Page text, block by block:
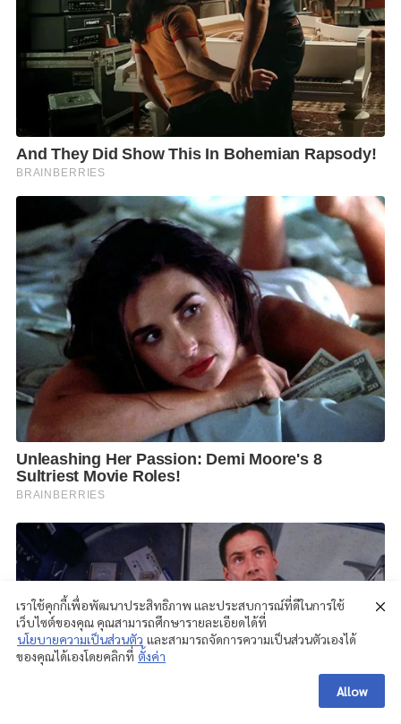
เราใช้คุกกี้เพื่อพัฒนาประสิทธิภาพ และประสบการณ์ที่ดีในการใช้
เว็บไซต์ของคุณ คุณสามารถศึกษารายละเอียดได้ที่
นโยบายความเป็นส่วนตัว และสามารถจัดการความเป็นส่วนตัวเองได้
ของคุณได้เองโดยคลิกที่ ตั้งค่า
Allow